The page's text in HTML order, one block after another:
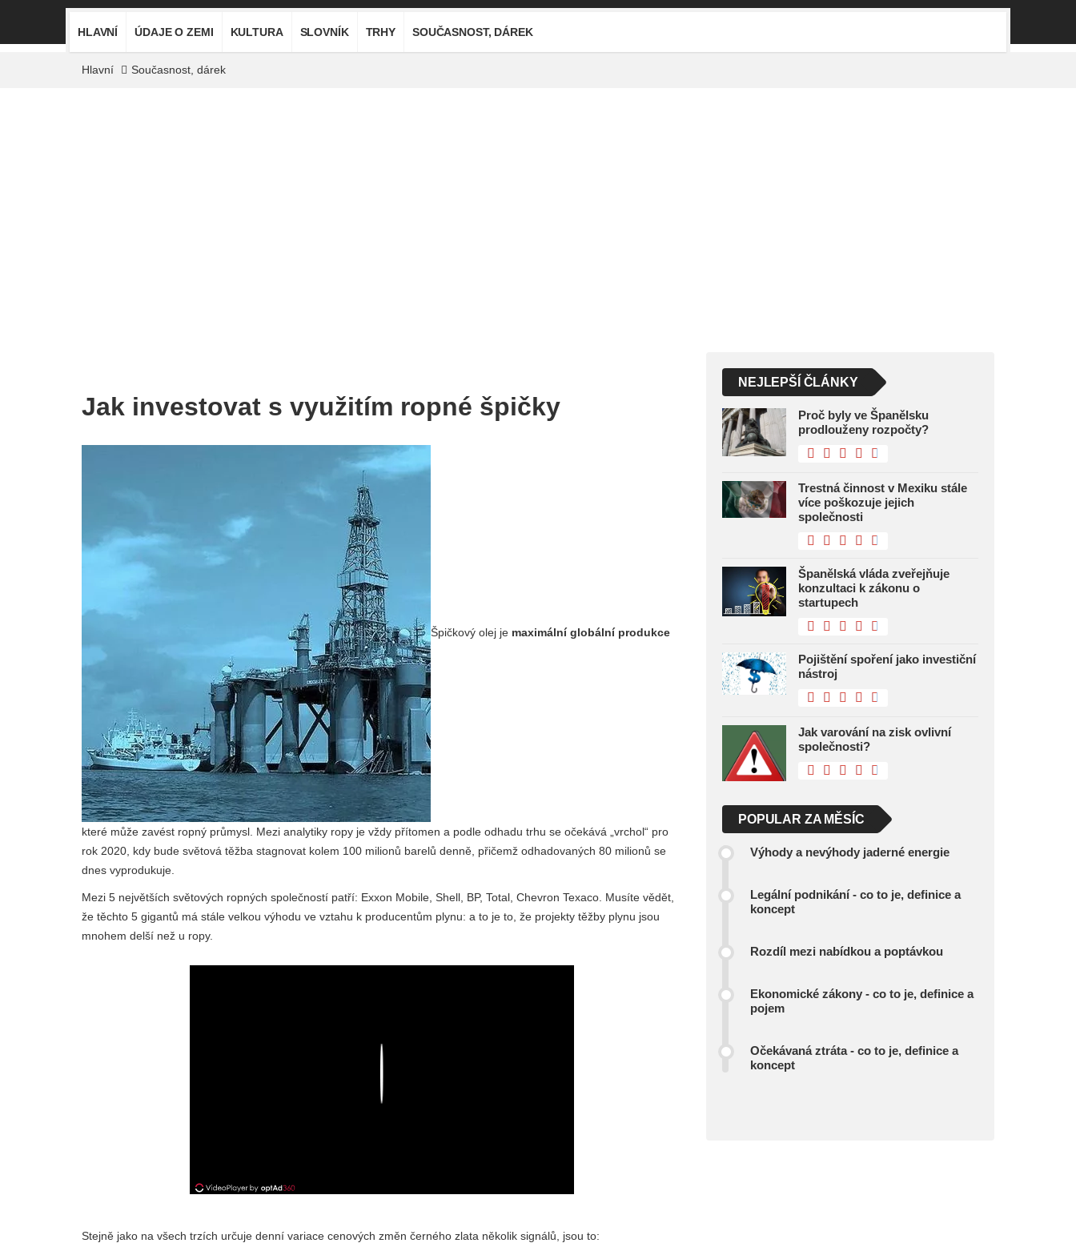
HLAVNÍ ÚDAJE O ZEMI KULTURA SLOVNÍK TRHY SOUČASNOST, DÁREK
Hlavní Současnost, dárek
Jak investovat s využitím ropné špičky
Špičkový olej je maximální globální produkce
které může zavést ropný průmysl. Mezi analytiky ropy je vždy přítomen a podle odhadu trhu se očekává „vrchol“ pro
rok 2020, kdy bude světová těžba stagnovat kolem 100 milionů barelů denně, přičemž odhadovaných 80 milionů se
dnes vyprodukuje.
Mezi 5 největších světových ropných společností patří: Exxon Mobile, Shell, BP, Total, Chevron Texaco. Musíte vědět,
že těchto 5 gigantů má stále velkou výhodu ve vztahu k producentům plynu: a to je to, že projekty těžby plynu jsou
mnohem delší než u ropy.
Stejně jako na všech trzích určuje denní variace cenových změn černého zlata několik signálů, jsou to:
NEJLEPŠÍ ČLÁNKY
Proč byly ve Španělsku
prodlouženy rozpočty?
Trestná činnost v Mexiku stále
více poškozuje jejich
společnosti
Španělská vláda zveřejňuje
konzultaci k zákonu o
startupech
Pojištění spoření jako investiční
nástroj
Jak varování na zisk ovlivní
společnosti?
POPULAR ZA MĚSÍC
Výhody a nevýhody jaderné energie
Legální podnikání - co to je, definice a
koncept
Rozdíl mezi nabídkou a poptávkou
Ekonomické zákony - co to je, definice a
pojem
Očekávaná ztráta - co to je, definice a
koncept